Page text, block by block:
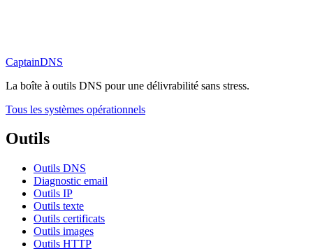
CaptainDNS
La boîte à outils DNS pour une délivrabilité sans stress.
Tous les systèmes opérationnels
Outils
Outils DNS
Diagnostic email
Outils IP
Outils texte
Outils certificats
Outils images
Outils HTTP